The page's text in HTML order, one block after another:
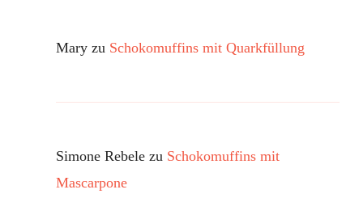
Mary zu Schokomuffins mit Quarkfüllung
Simone Rebele zu Schokomuffins mit
Mascarpone